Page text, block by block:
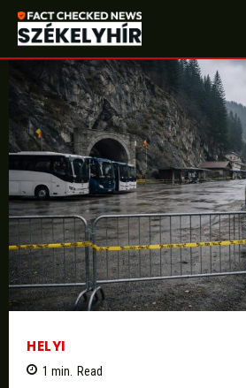
HELYI
1 min. Read